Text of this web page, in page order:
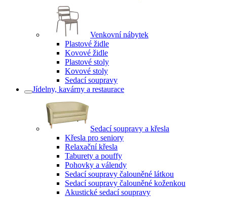
Venkovní nábytek
Plastové židle
Kovové židle
Plastové stoly
Kovové stoly
Sedací soupravy
Jídelny, kavárny a restaurace
Sedací soupravy a křesla
Křesla pro seniory
Relaxační křesla
Taburety a pouffy
Pohovky a válendy
Sedací soupravy čalouněné látkou
Sedací soupravy čalouněné koženkou
Akustické sedací soupravy